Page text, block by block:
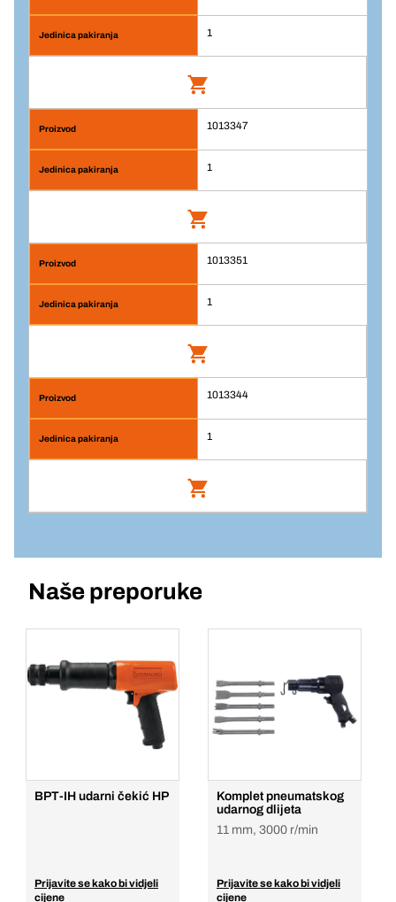
Prijava
Jedinična cijena/ST
Komada
Dodaj u košaricu
1
Prijava
Jedinična cijena/ST
Komada
Dodaj u košaricu
1013347
1
Prijava
Jedinična cijena/ST
Komada
Dodaj u košaricu
1013351
1
Prijava
Jedinična cijena/ST
Dodaj u košaricu
1013344
1
Komada
Naše preporuke
BPT-IH udarni čekić HP
Prijavite se kako bi vidjeli
cijene
Komplet pneumatskog
udarnog dlijeta
11 mm, 3000 r/min
Prijavite se kako bi vidjeli
cijene